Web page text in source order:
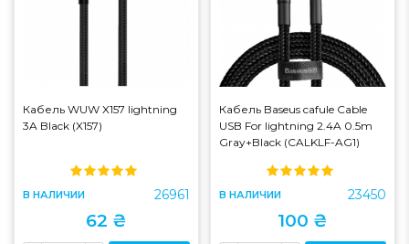
Кабель WUW X157 lightning
3A Black (X157)
В НАЛИЧИИ 26961
62 ₴
Кабель Baseus cafule Cable
USB For lightning 2.4A 0.5m
Gray+Black (CALKLF-AG1)
В НАЛИЧИИ 23450
100 ₴